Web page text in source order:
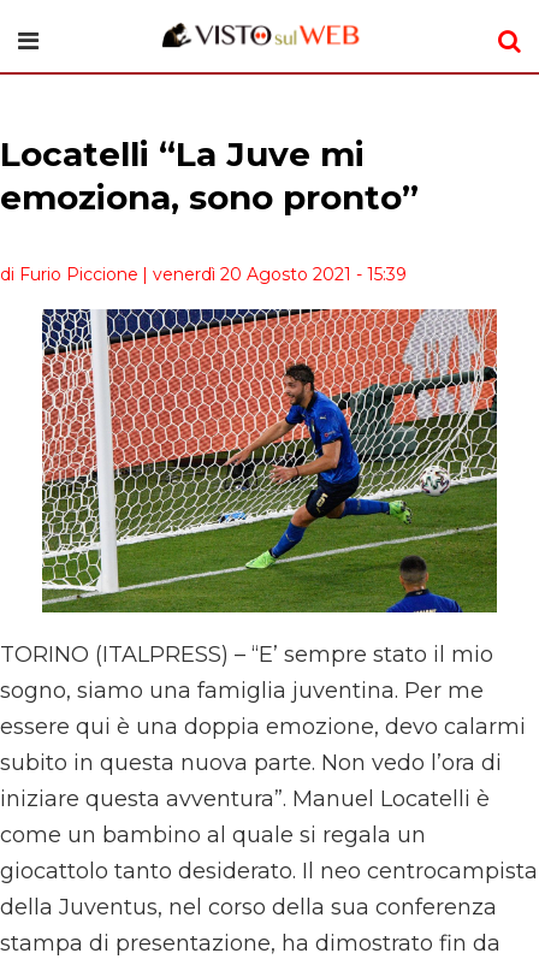
Locatelli “La Juve mi
emoziona, sono pronto”
di Furio Piccione | venerdì 20 Agosto 2021 - 15:39
TORINO (ITALPRESS) – “E’ sempre stato il mio
sogno, siamo una famiglia juventina. Per me
essere qui è una doppia emozione, devo calarmi
subito in questa nuova parte. Non vedo l’ora di
iniziare questa avventura”. Manuel Locatelli è
come un bambino al quale si regala un
giocattolo tanto desiderato. Il neo centrocampista
della Juventus, nel corso della sua conferenza
stampa di presentazione, ha dimostrato fin da